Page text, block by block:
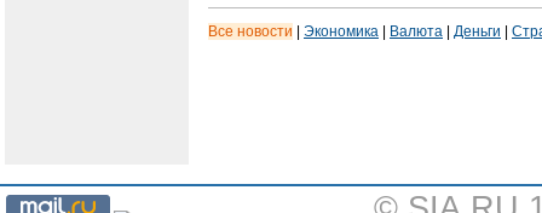
Все новости | Экономика | Валюта | Деньги |